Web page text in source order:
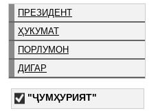
ПРЕЗИДЕНТ
ҲУКУМАТ
ПОРЛУМОН
ДИГАР
"ҶУМҲУРИЯТ"